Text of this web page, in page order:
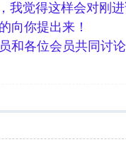
我觉得这样会对刚
向你提出来！
和各位会员共同讨